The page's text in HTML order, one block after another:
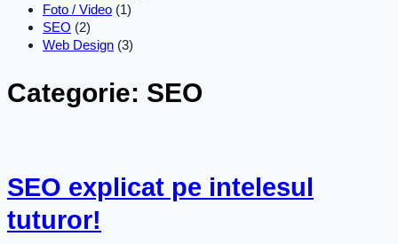
Foto / Video (1)
SEO (2)
Web Design (3)
Categorie: SEO
SEO explicat pe intelesul
tuturor!